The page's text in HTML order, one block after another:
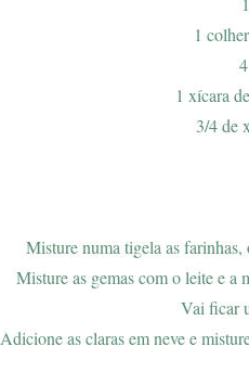
1
1 xícara
3/4 de
Misture numa tigela as farinhas,
Misture as gemas com o leite e a
Vai ficar
Adicione as claras em neve e